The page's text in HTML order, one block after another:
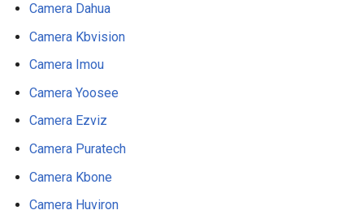
Camera Dahua
Camera Kbvision
Camera Imou
Camera Yoosee
Camera Ezviz
Camera Puratech
Camera Kbone
Camera Huviron